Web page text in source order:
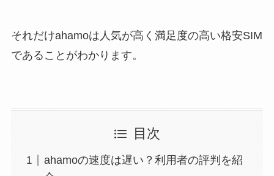
それだけahamoは人気が高く満足度の高い格安SIM
であることがわかります。
目次
ahamoの速度は遅い？利用者の評判を紹